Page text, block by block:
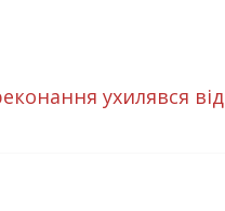
ухилявся від